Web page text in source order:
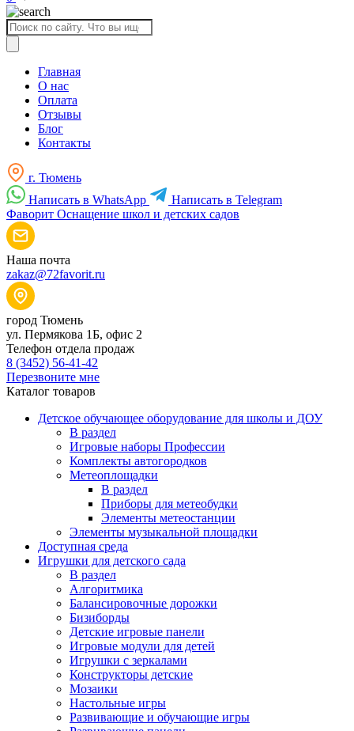
Поиск
товаров
Главная
О нас
Оплата
Отзывы
Блог
Контакты
г. Тюмень
Написать в WhatsApp
Написать в Telegram
Фаворит Оснащение школ и детских садов
Наша почта
zakaz@72favorit.ru
город Тюмень
ул. Пермякова 1Б, офис 2
Телефон отдела продаж
8 (3452) 56-41-42
Перезвоните мне
Каталог товаров
Детское обучающее оборудование для школы и ДОУ
В раздел
Игровые наборы Профессии
Комплекты автогородков
Метеоплощадки
В раздел
Приборы для метеобудки
Элементы метеостанции
Элементы музыкальной площадки
Доступная среда
Игрушки для детского сада
В раздел
Алгоритмика
Балансировочные дорожки
Бизиборды
Детские игровые панели
Игровые модули для детей
Игрушки с зеркалами
Конструкторы детские
Мозаики
Настольные игры
Развивающие и обучающие игры